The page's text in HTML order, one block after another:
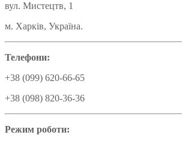
вул. Мистецтв, 1
м. Харків, Україна.
Телефони:
+38 (099) 620-66-65
+38 (098) 820-36-36
Режим роботи: